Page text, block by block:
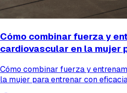
Cómo combinar fuerza y
cardiovascular en la mujer
Cómo combinar fuerza y
la mujer para entrenar con